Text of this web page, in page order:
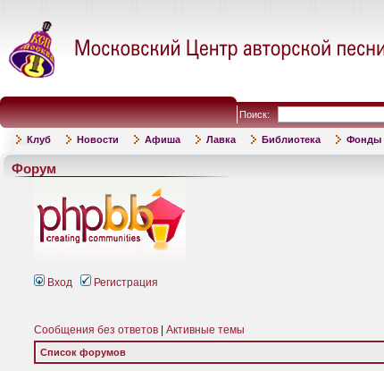
Поиск:
Клуб Новости Афиша Лавка Библиотека Фонды
Форум
Вход Регистрация
Сообщения без ответов Активные темы
Список форумов